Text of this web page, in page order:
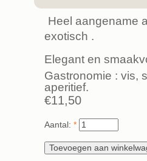
Heel aangename
exotisch .
Elegant en
Gastronomie : vis,
aperitief.
€11,50
Aantal: *